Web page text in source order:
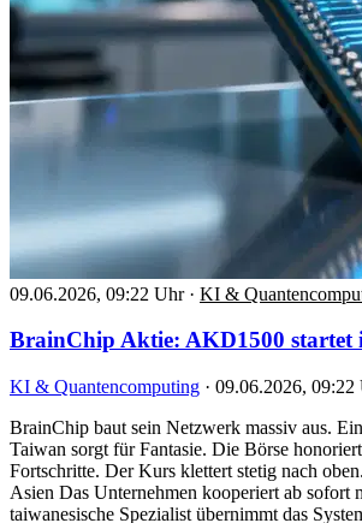
09.06.2026, 09:22 Uhr · KI &
BrainChip Aktie: AKD1500 startet
KI & Quantencomputing · 09.06.2026, 09:22
BrainChip baut sein Netzwerk massiv aus.
Taiwan sorgt für Fantasie. Die Börse
Fortschritte. Der Kurs klettert stetig nach
Asien Das Unternehmen kooperiert ab sofort
taiwanesische Spezialist übernimmt das